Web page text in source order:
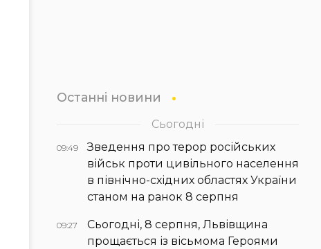
Останні новини
Сьогодні
09:49
Зведення про терор російських
військ проти цивільного населення
в північно-східних областях України
станом на ранок 8 серпня
09:27
Сьогодні, 8 серпня, Львівщина
прощається із вісьмома Героями